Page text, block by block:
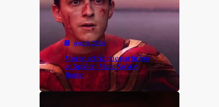
Ago 5, 2026
Muere actriz que participó
en Spider-Man: No Way
Home